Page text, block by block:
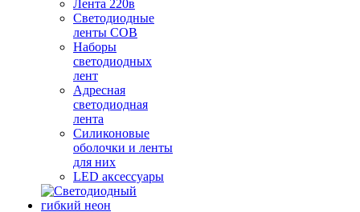
Лента 220в
Светодиодные
ленты COB
Наборы
светодиодных
лент
Адресная
светодиодная
лента
Силиконовые
оболочки и ленты
для них
LED аксессуары